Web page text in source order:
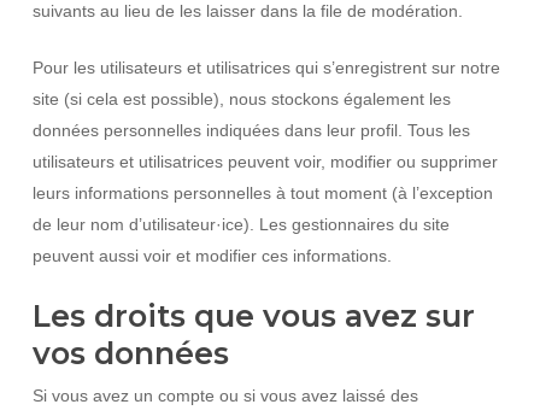
suivants au lieu de les laisser dans la file de modération.
Pour les utilisateurs et utilisatrices qui s’enregistrent sur notre
site (si cela est possible), nous stockons également les
données personnelles indiquées dans leur profil. Tous les
utilisateurs et utilisatrices peuvent voir, modifier ou supprimer
leurs informations personnelles à tout moment (à l’exception
de leur nom d’utilisateur·ice). Les gestionnaires du site
peuvent aussi voir et modifier ces informations.
Les droits que vous avez sur
vos données
Si vous avez un compte ou si vous avez laissé des